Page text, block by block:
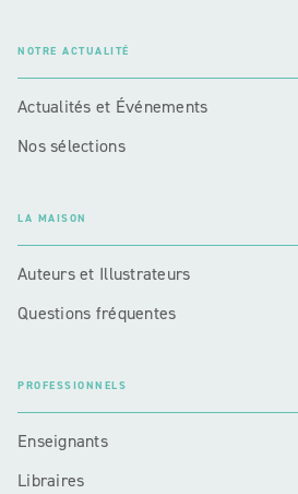
NOTRE ACTUALITÉ
Actualités et Événements
Nos sélections
LA MAISON
Auteurs et Illustrateurs
Questions fréquentes
PROFESSIONNELS
Enseignants
Libraires